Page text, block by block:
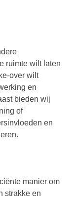
ruimte wilt laten
over wilt
en
bieden wij
of
en
manier om
strakke en